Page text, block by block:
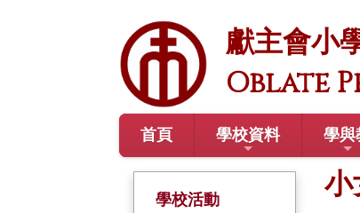
獻主會小
Oblate
首頁 學校資料 學與
學校活動